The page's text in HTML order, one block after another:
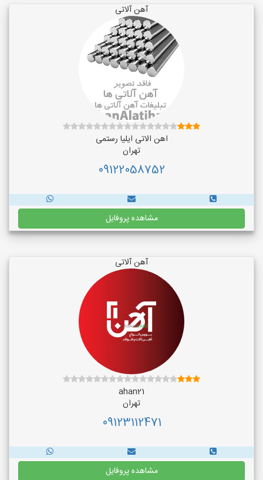
آهن آلاتی
اهن الاتی ایلیا رستمی
تهران
09122058752
مشاهده پروفایل
آهن آلاتی
ahan21
تهران
09123112471
مشاهده پروفایل